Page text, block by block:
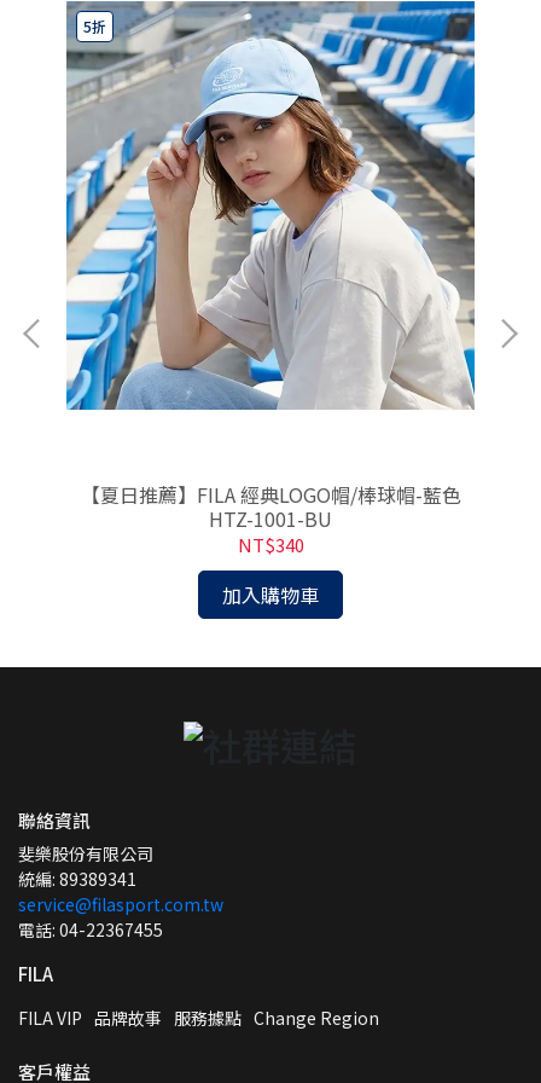
5折
【夏日推薦】FILA 經典LOGO帽/棒球帽-藍色
HTZ-1001-BU
NT$340
加入購物車
聯絡資訊
斐樂股份有限公司
統編: 89389341
service@filasport.com.tw
電話: 04-22367455
FILA
FILA VIP 品牌故事 服務據點 Change Region
客戶權益